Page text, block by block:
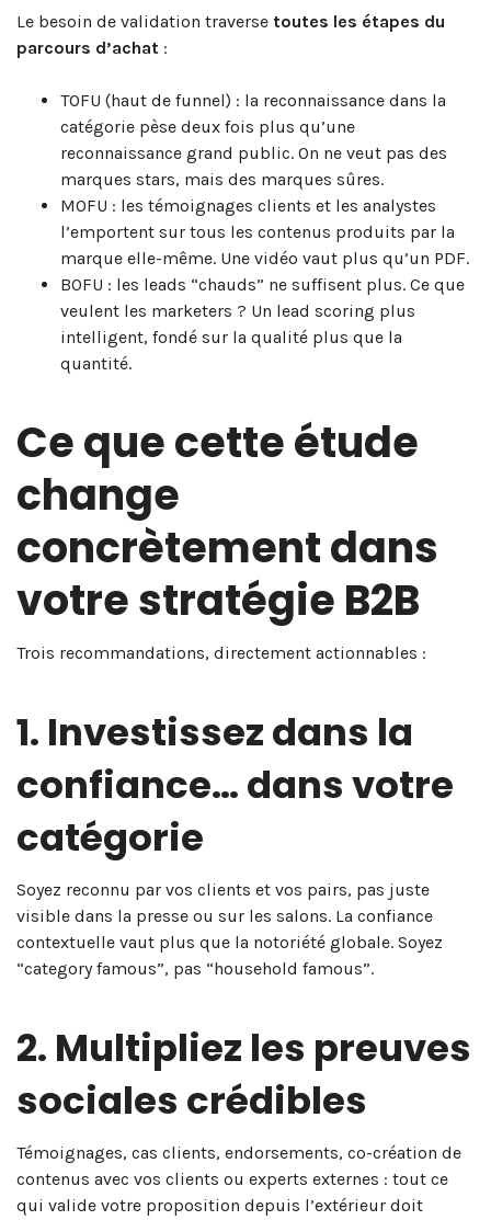
Le besoin de validation traverse toutes les étapes du
parcours d’achat :
TOFU (haut de funnel) : la reconnaissance dans la
catégorie pèse deux fois plus qu’une
reconnaissance grand public. On ne veut pas des
marques stars, mais des marques sûres.
MOFU : les témoignages clients et les analystes
l’emportent sur tous les contenus produits par la
marque elle-même. Une vidéo vaut plus qu’un PDF.
BOFU : les leads “chauds” ne suffisent plus. Ce que
veulent les marketers ? Un lead scoring plus
intelligent, fondé sur la qualité plus que la
quantité.
Ce que cette étude
change
concrètement dans
votre stratégie B2B
Trois recommandations, directement actionnables :
1. Investissez dans la
confiance… dans votre
catégorie
Soyez reconnu par vos clients et vos pairs, pas juste
visible dans la presse ou sur les salons. La confiance
contextuelle vaut plus que la notoriété globale. Soyez
“category famous”, pas “household famous”.
2. Multipliez les preuves
sociales crédibles
Témoignages, cas clients, endorsements, co-création de
contenus avec vos clients ou experts externes : tout ce
qui valide votre proposition depuis l’extérieur doit